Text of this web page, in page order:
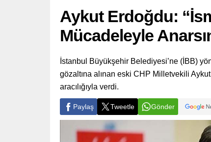
Aykut Erdoğdu:
Mücadeleyle
İstanbul Büyükşehir Belediyesi’ne (İBB)
gözaltına alınan eski CHP Milletvekili
aracılığıyla verdi.
Paylaş Tweetle Gönder